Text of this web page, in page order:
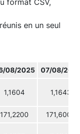
format CSV,
en un seul
08/2025 07/08/
1,1604 1,1643
171,2200 171,6000